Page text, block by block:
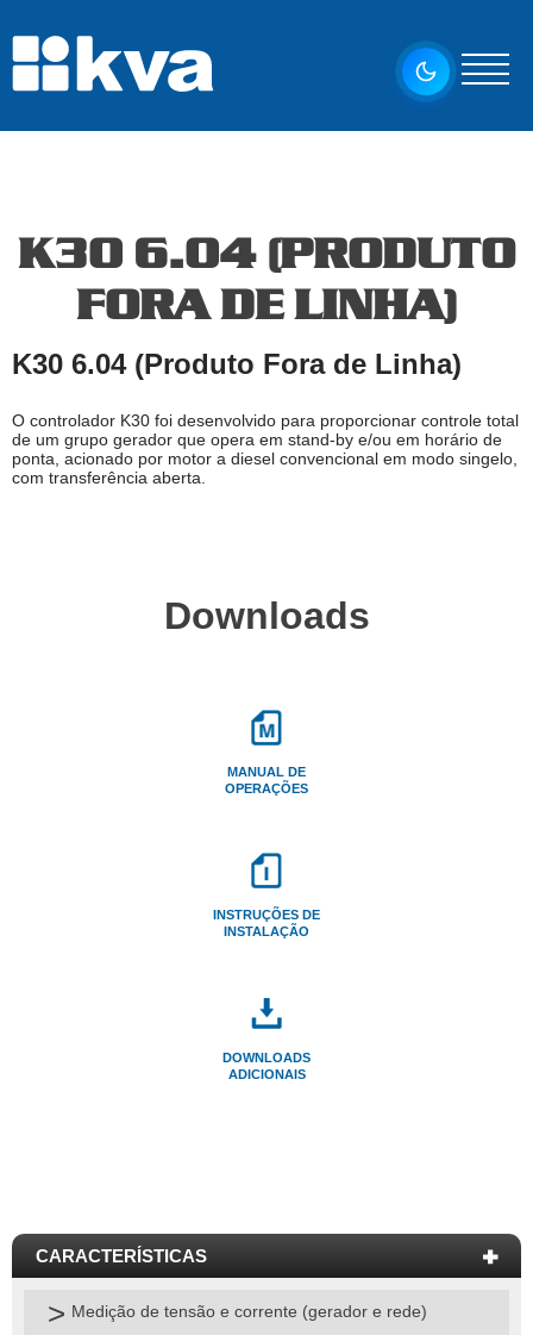
K30 6.04 (PRODUTO
FORA DE LINHA)
K30 6.04 (Produto Fora de Linha)
O controlador K30 foi desenvolvido para proporcionar controle total
de um grupo gerador que opera em stand-by e/ou em horário de
ponta, acionado por motor a diesel convencional em modo singelo,
com transferência aberta.
Downloads
MANUAL DE
OPERAÇÕES
INSTRUÇÕES DE
INSTALAÇÃO
DOWNLOADS
ADICIONAIS
Medição de tensão e corrente (gerador e rede)